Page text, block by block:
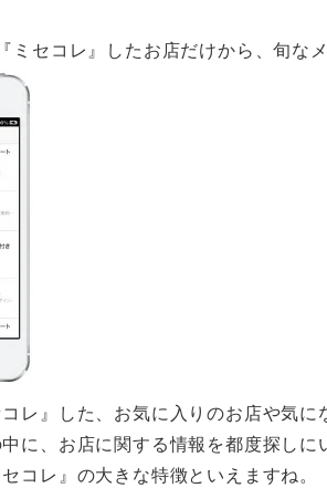
ミセコレ』したお店だけから、旬な
レ』した、お気に入りのお店や気
に、お店に関する情報を都度探し
コレ』の大きな特徴といえますね。